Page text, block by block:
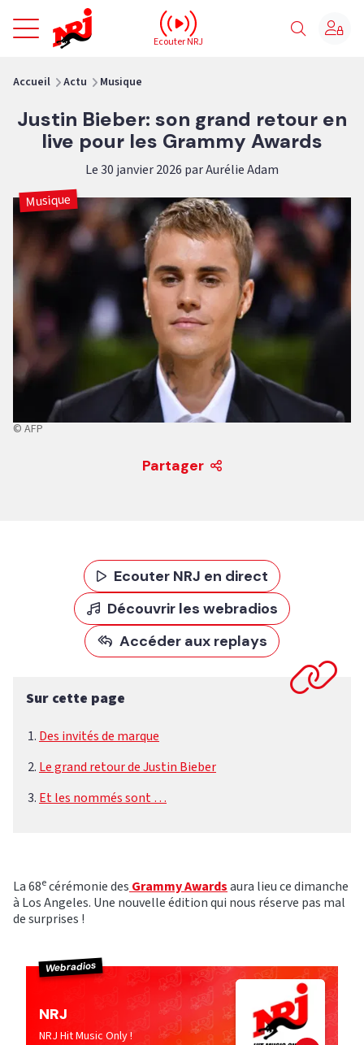
NRJ - Accueil
Ecouter NRJ
Accueil Actu Musique
Justin Bieber: son grand retour en
live pour les Grammy Awards
Le 30 janvier 2026 par Aurélie Adam
Musique
© AFP
Partager
Ecouter NRJ en direct
Découvrir les webradios
Accéder aux replays
Sur cette page
Des invités de marque
Le grand retour de Justin Bieber
Et les nommés sont …
La 68ecérémonie des Grammy Awardsaura lieu ce dimanche
à Los Angeles. Une nouvelle édition qui nous réserve pas mal
de surprises !
Webradios
NRJ
NRJ Hit Music Only !